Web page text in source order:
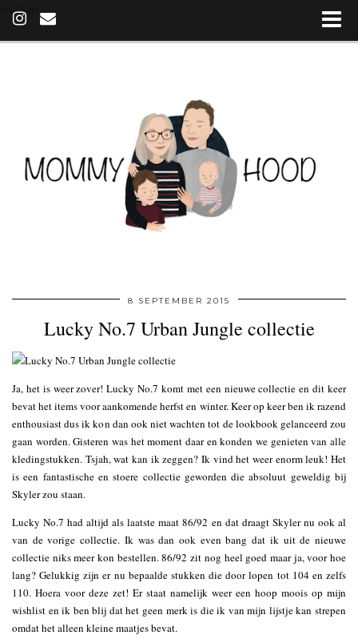
(~215 B)
8 SEPTEMBER 2015
Lucky No.7 Urban Jungle collectie
Ja, het is weer zover! Lucky No.7 komt met een nieuwe collectie en dit keer
bevat het items voor aankomende herfst en winter. Keer op keer ben ik razend
enthousiast dus ik kon dan ook niet wachten tot de lookbook gelanceerd zou
gaan worden. Gisteren was het moment daar en konden we genieten van alle
kledingstukken. Tsjah, wat kan ik zeggen? Ik vind het weer enorm leuk! Het
is een fantastische en stoere collectie geworden die absoluut geweldig bij
Skyler zou staan.
Lucky No.7 had altijd als laatste maat 86/92 en dat draagt Skyler nu ook al
van de vorige collectie. Ik was dan ook even bang dat ik uit de nieuwe
collectie niks meer kon bestellen. 86/92 zit nog heel goed maar ja, voor hoe
lang? Gelukkig zijn er nu bepaalde stukken die door lopen tot 104 en zelfs
110. Hoera voor deze zet! Er staat namelijk weer een hoop moois op mijn
wishlist en ik ben blij dat het geen merk is die ik van mijn lijstje kan strepen
omdat het alleen kleine maatjes bevat.